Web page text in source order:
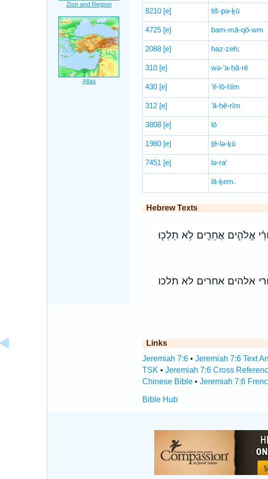
8210 [e] tiš-pə-ḵū
4725 [e] bam-mā-qō-wm
2088 [e] haz-zeh;
310 [e] wə-’a-ḥă-rê
430 [e] ’ĕ-lō-hîm
312 [e] ’ă-ḥê-rîm
3808 [e] lō
1980 [e] ṯê-lə-ḵū
7451 [e] lə-ra‘
lā-ḵem.
Hebrew Texts
אֱלֹהִ֧ים אֲחֵרִ֛ים לֹ֥א תֵלְכ֖וּ
אלהים אחרים לא תלכו
Links
Jeremiah 7:6• Jeremiah 7:6 Text
TSK • Jeremiah 7:6 Cross
Chinese Bible• Jeremiah 7:6
Bible Hub